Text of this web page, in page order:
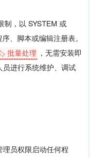
制，以 SYSTEM 或
、脚本或编辑注册表。
批量处理 ，无需安装即
进行系统维护、调试
员权限启动任何程